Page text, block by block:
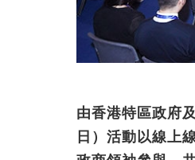
由香港特區政府
日）活動以線上